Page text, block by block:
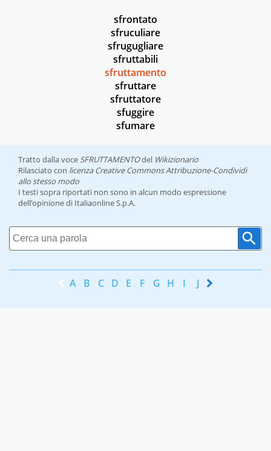
sfrontato
sfruculiare
sfrugugliare
sfruttabili
sfruttamento
sfruttare
sfruttatore
sfuggire
sfumare
Tratto dalla voce SFRUTTAMENTOdel Wikizionario
Rilasciato con licenza Creative Commons Attribuzione-Condividi
allo stesso modo
I testi sopra riportati non sono in alcun modo espressione
dell’opinione di Italiaonline S.p.A.
A B C D E F G H I J K